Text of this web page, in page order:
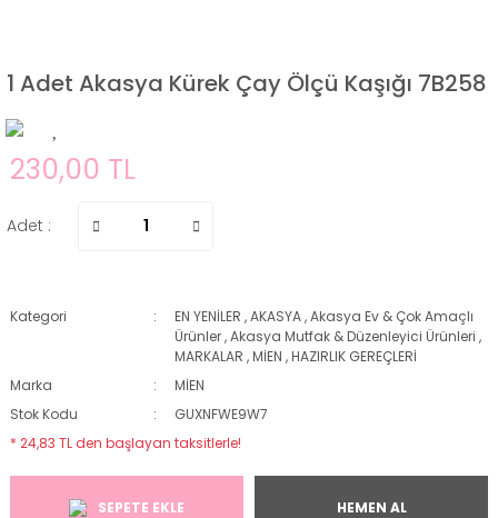
1 Adet Akasya Kürek Çay Ölçü Kaşığı 7B258
230,00 TL
Adet :
Kategori EN YENİLER ,AKASYA,Akasya Ev & Çok Amaçlı
Ürünler,Akasya Mutfak & Düzenleyici Ürünleri ,
MARKALAR ,MİEN ,HAZIRLIK GEREÇLERİ
Marka
MİEN
Stok Kodu
GUXNFWE9W7
* 24,83 TL den başlayan taksitlerle!
SEPETE EKLE HEMEN AL